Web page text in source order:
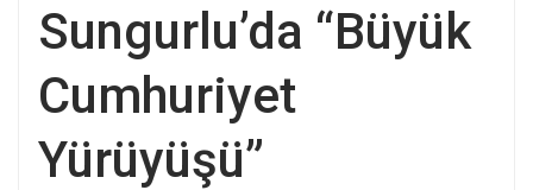
Sungurlu’da “Büyük
Cumhuriyet
Yürüyüşü”